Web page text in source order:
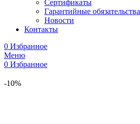
Сертификаты
Гарантийные обязательства
Новости
Контакты
0 Избранное
Меню
0 Избранное
-10%